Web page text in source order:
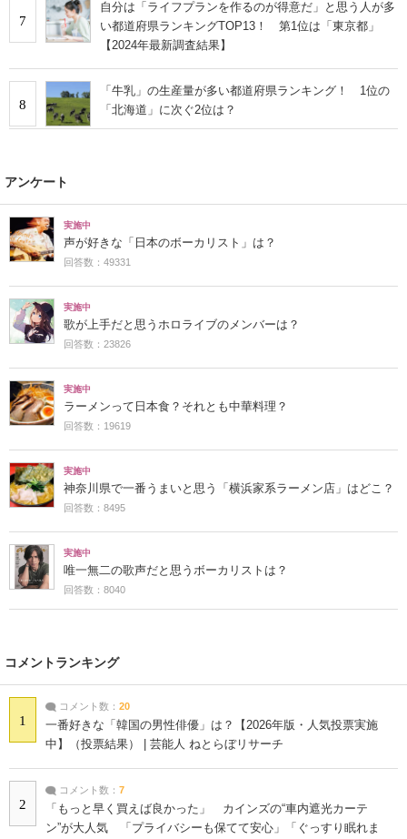
7
自分は「ライフプランを作るのが得意だ」と思う人が多
い都道府県ランキングTOP13！ 第1位は「東京都」
【2024年最新調査結果】
8
「牛乳」の生産量が多い都道府県ランキング！ 1位の
「北海道」に次ぐ2位は？
アンケート
実施中
声が好きな「日本のボーカリスト」は？
回答数：49331
実施中
歌が上手だと思うホロライブのメンバーは？
回答数：23826
実施中
ラーメンって日本食？それとも中華料理？
回答数：19619
実施中
神奈川県で一番うまいと思う「横浜家系ラーメン店」はどこ？
回答数：8495
実施中
唯一無二の歌声だと思うボーカリストは？
回答数：8040
コメントランキング
1
コメント数： 20
一番好きな「韓国の男性俳優」は？【2026年版・人気投票実施
中】（投票結果） | 芸能人 ねとらぼリサーチ
2
コメント数： 7
「もっと早く買えば良かった」 カインズの“車内遮光カーテ
ン”が大人気 「プライバシーも保てて安心」「ぐっすり眠れま